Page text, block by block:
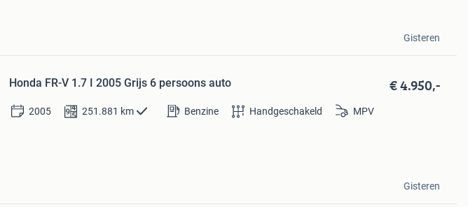
Gisteren
Honda FR-V 1.7 I 2005 Grijs 6 persoons auto € 4.950,-
2005 251.881 km Benzine Handgeschakeld MPV
Gisteren